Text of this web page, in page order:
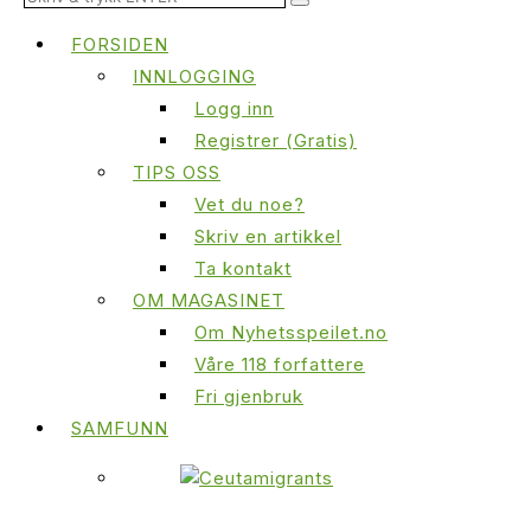
FORSIDEN
INNLOGGING
Logg inn
Registrer (Gratis)
TIPS OSS
Vet du noe?
Skriv en artikkel
Ta kontakt
OM MAGASINET
Om Nyhetsspeilet.no
Våre 118 forfattere
Fri gjenbruk
SAMFUNN